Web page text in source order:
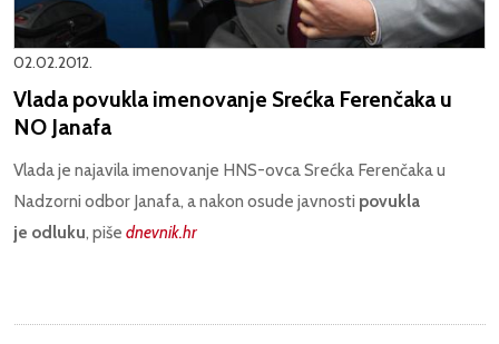
02.02.2012.
Vlada povukla imenovanje Srećka Ferenčaka u
NO Janafa
Vlada je najavila imenovanje HNS-ovca Srećka Ferenčaka u
Nadzorni odbor Janafa, a nakon osude javnosti povukla
je odluku, piše dnevnik.hr